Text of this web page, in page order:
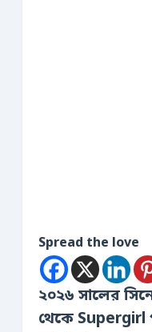
Spread the love
২০২৬ সালের
থেকে Supergirl